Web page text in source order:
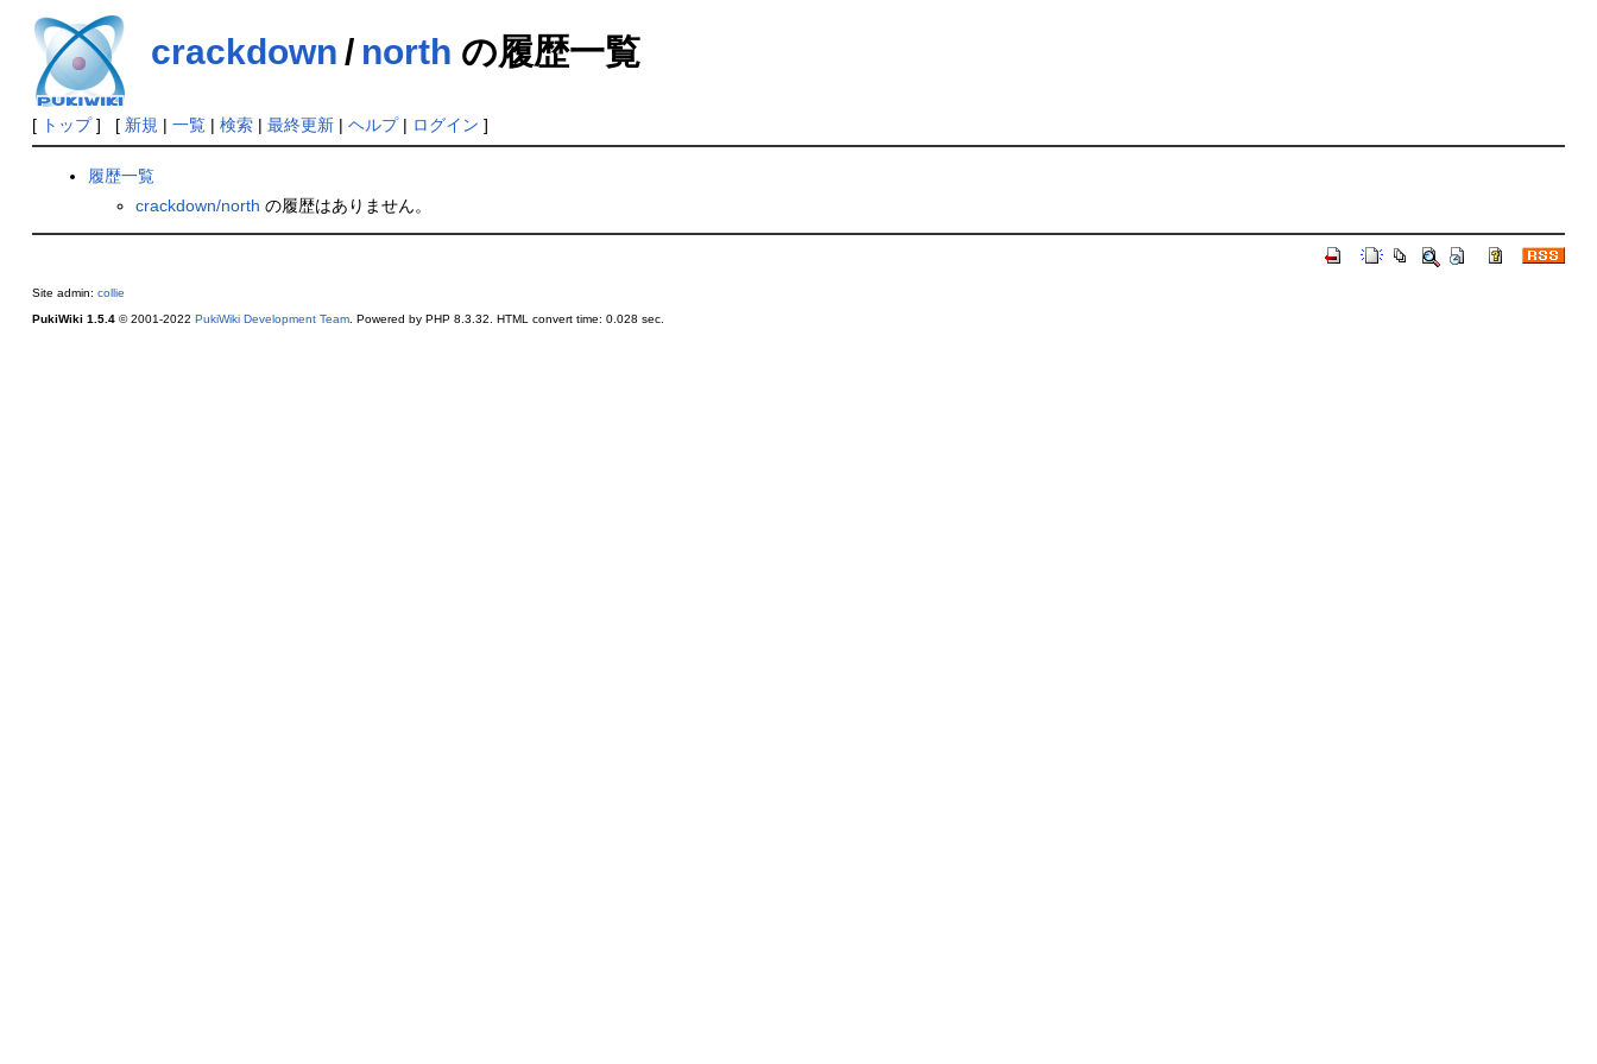
crackdown / north の履歴一覧
[ トップ] [ 新規 | 一覧| 検索| 最終更新| ヘルプ| ログイン ]
履歴一覧
crackdown/north の履歴はありません。
Site admin: collie
PukiWiki 1.5.4© 2001-2022 PukiWiki Development Team. Powered by PHP 8.3.32. HTML convert time: 0.028 sec.